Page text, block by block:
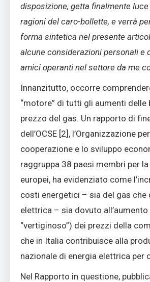
disposizione, getta finalmente
ragioni del caro-bollette, e verrà
forma sintetica nel presente
alcune considerazioni personali e
amici operanti nel settore da me
Innanzitutto, occorre
“motore” di tutti gli aumenti delle
prezzo del gas. Un rapporto di
dell’OCSE [2], l’Organizzazione
cooperazione e lo sviluppo
raggruppa 38 paesi membri per
europei, ha evidenziato come
costi energetici – sia del gas che
elettrica – sia dovuto
“vertiginoso”) dei prezzi della
che in Italia contribuisce alla
nazionale di energia elettrica per
Nel Rapporto in questione,